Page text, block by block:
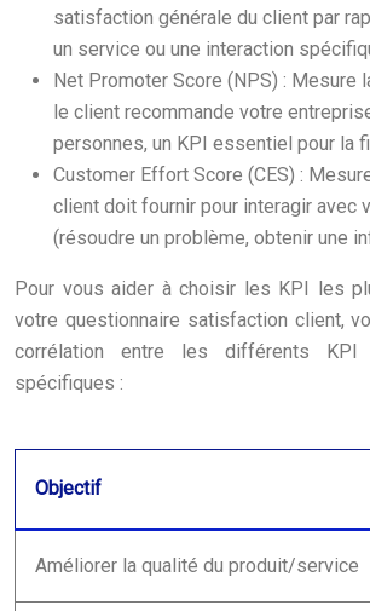
satisfaction générale du client par
un service ou une interaction
Net Promoter Score (NPS) : Mesure
le client recommande votre
personnes, un KPI essentiel pour la
Customer Effort Score (CES) :
client doit fournir pour interagir avec
(résoudre un problème, obtenir une
Pour vous aider à choisir les KPI les
votre questionnaire satisfaction client,
corrélation entre les différents
spécifiques :
Objectif
Améliorer la qualité du produit/service